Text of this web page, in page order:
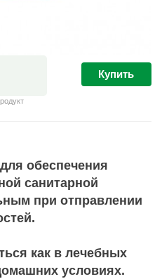
Купить
обеспечения
санитарной
при отправлении
как в лечебных
условиях.